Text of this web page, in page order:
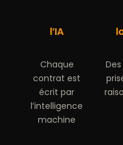
l’IA
Chaque
contrat est
écrit par
l’intelligence
machine